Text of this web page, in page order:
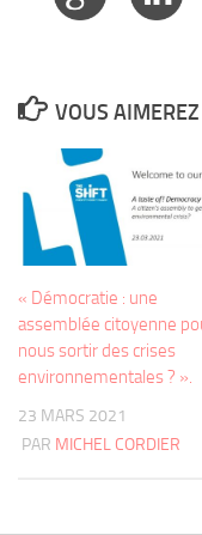
VOUS
« Démocratie : une
assemblée citoyenne
nous sortir des crises
environnementales ? ».
23 MARS 2021
PAR MICHEL CORDIER